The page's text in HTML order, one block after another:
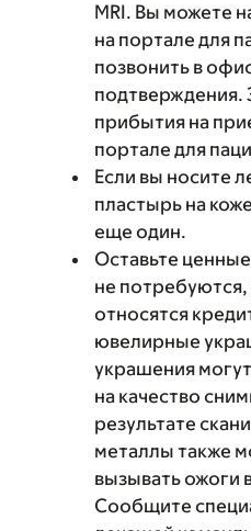
MRI. Вы можете
на портале для
позвонить в
подтверждения.
прибытия на
портале для
Если вы носите
пластырь на
еще один.
Оставьте
не
относятся
ювелирные
украшения
на качество
результате
металлы также
вызывать ожоги
Сообщите